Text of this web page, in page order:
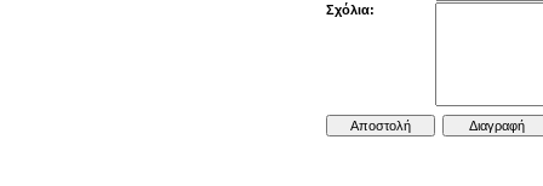
Σχόλια: